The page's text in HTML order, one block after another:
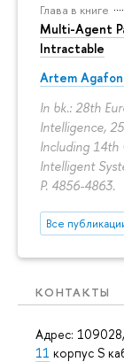
Глава в книге
Multi-Agent
Intractable
Artem
In bk.: 28th
Intelligence,
Including 14th
Intelligent
P. 4856-4863.
Все
КОНТАКТЫ
Адрес:
11 корпус S